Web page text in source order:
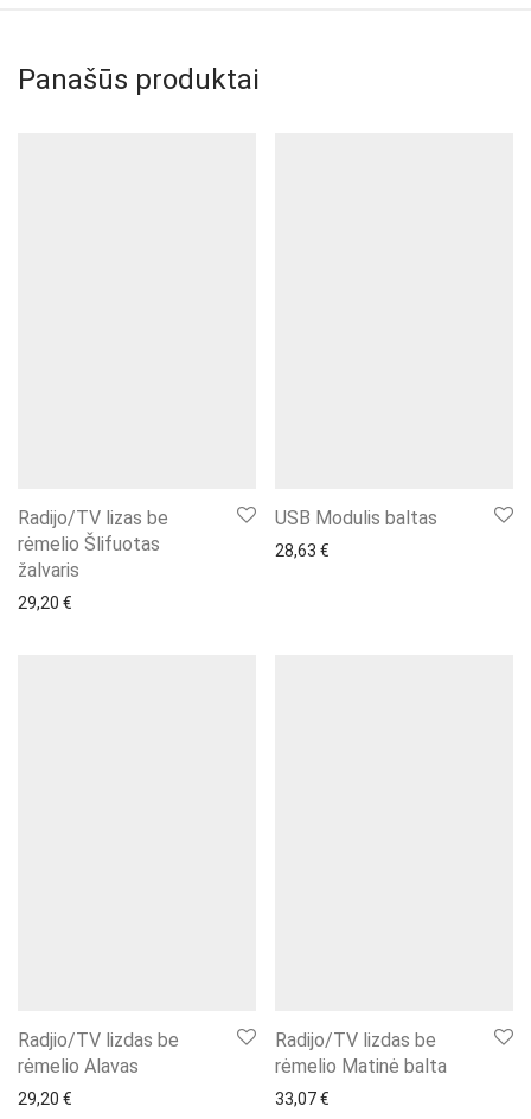
Panašūs produktai
Radijo/TV lizas be
rėmelio Šlifuotas
žalvaris
29,20 €
USB Modulis baltas
28,63 €
Radjio/TV lizdas be
rėmelio Alavas
29,20 €
Radijo/TV lizdas be
rėmelio Matinė balta
33,07€